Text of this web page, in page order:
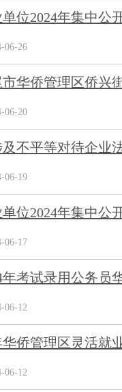
位2024年集中公
06-26
华侨管理区侨兴
06-20
不平等对待企业
06-19
位2024年集中公
06-17
年考试录用公务员
06-12
华侨管理区灵活就
06-12